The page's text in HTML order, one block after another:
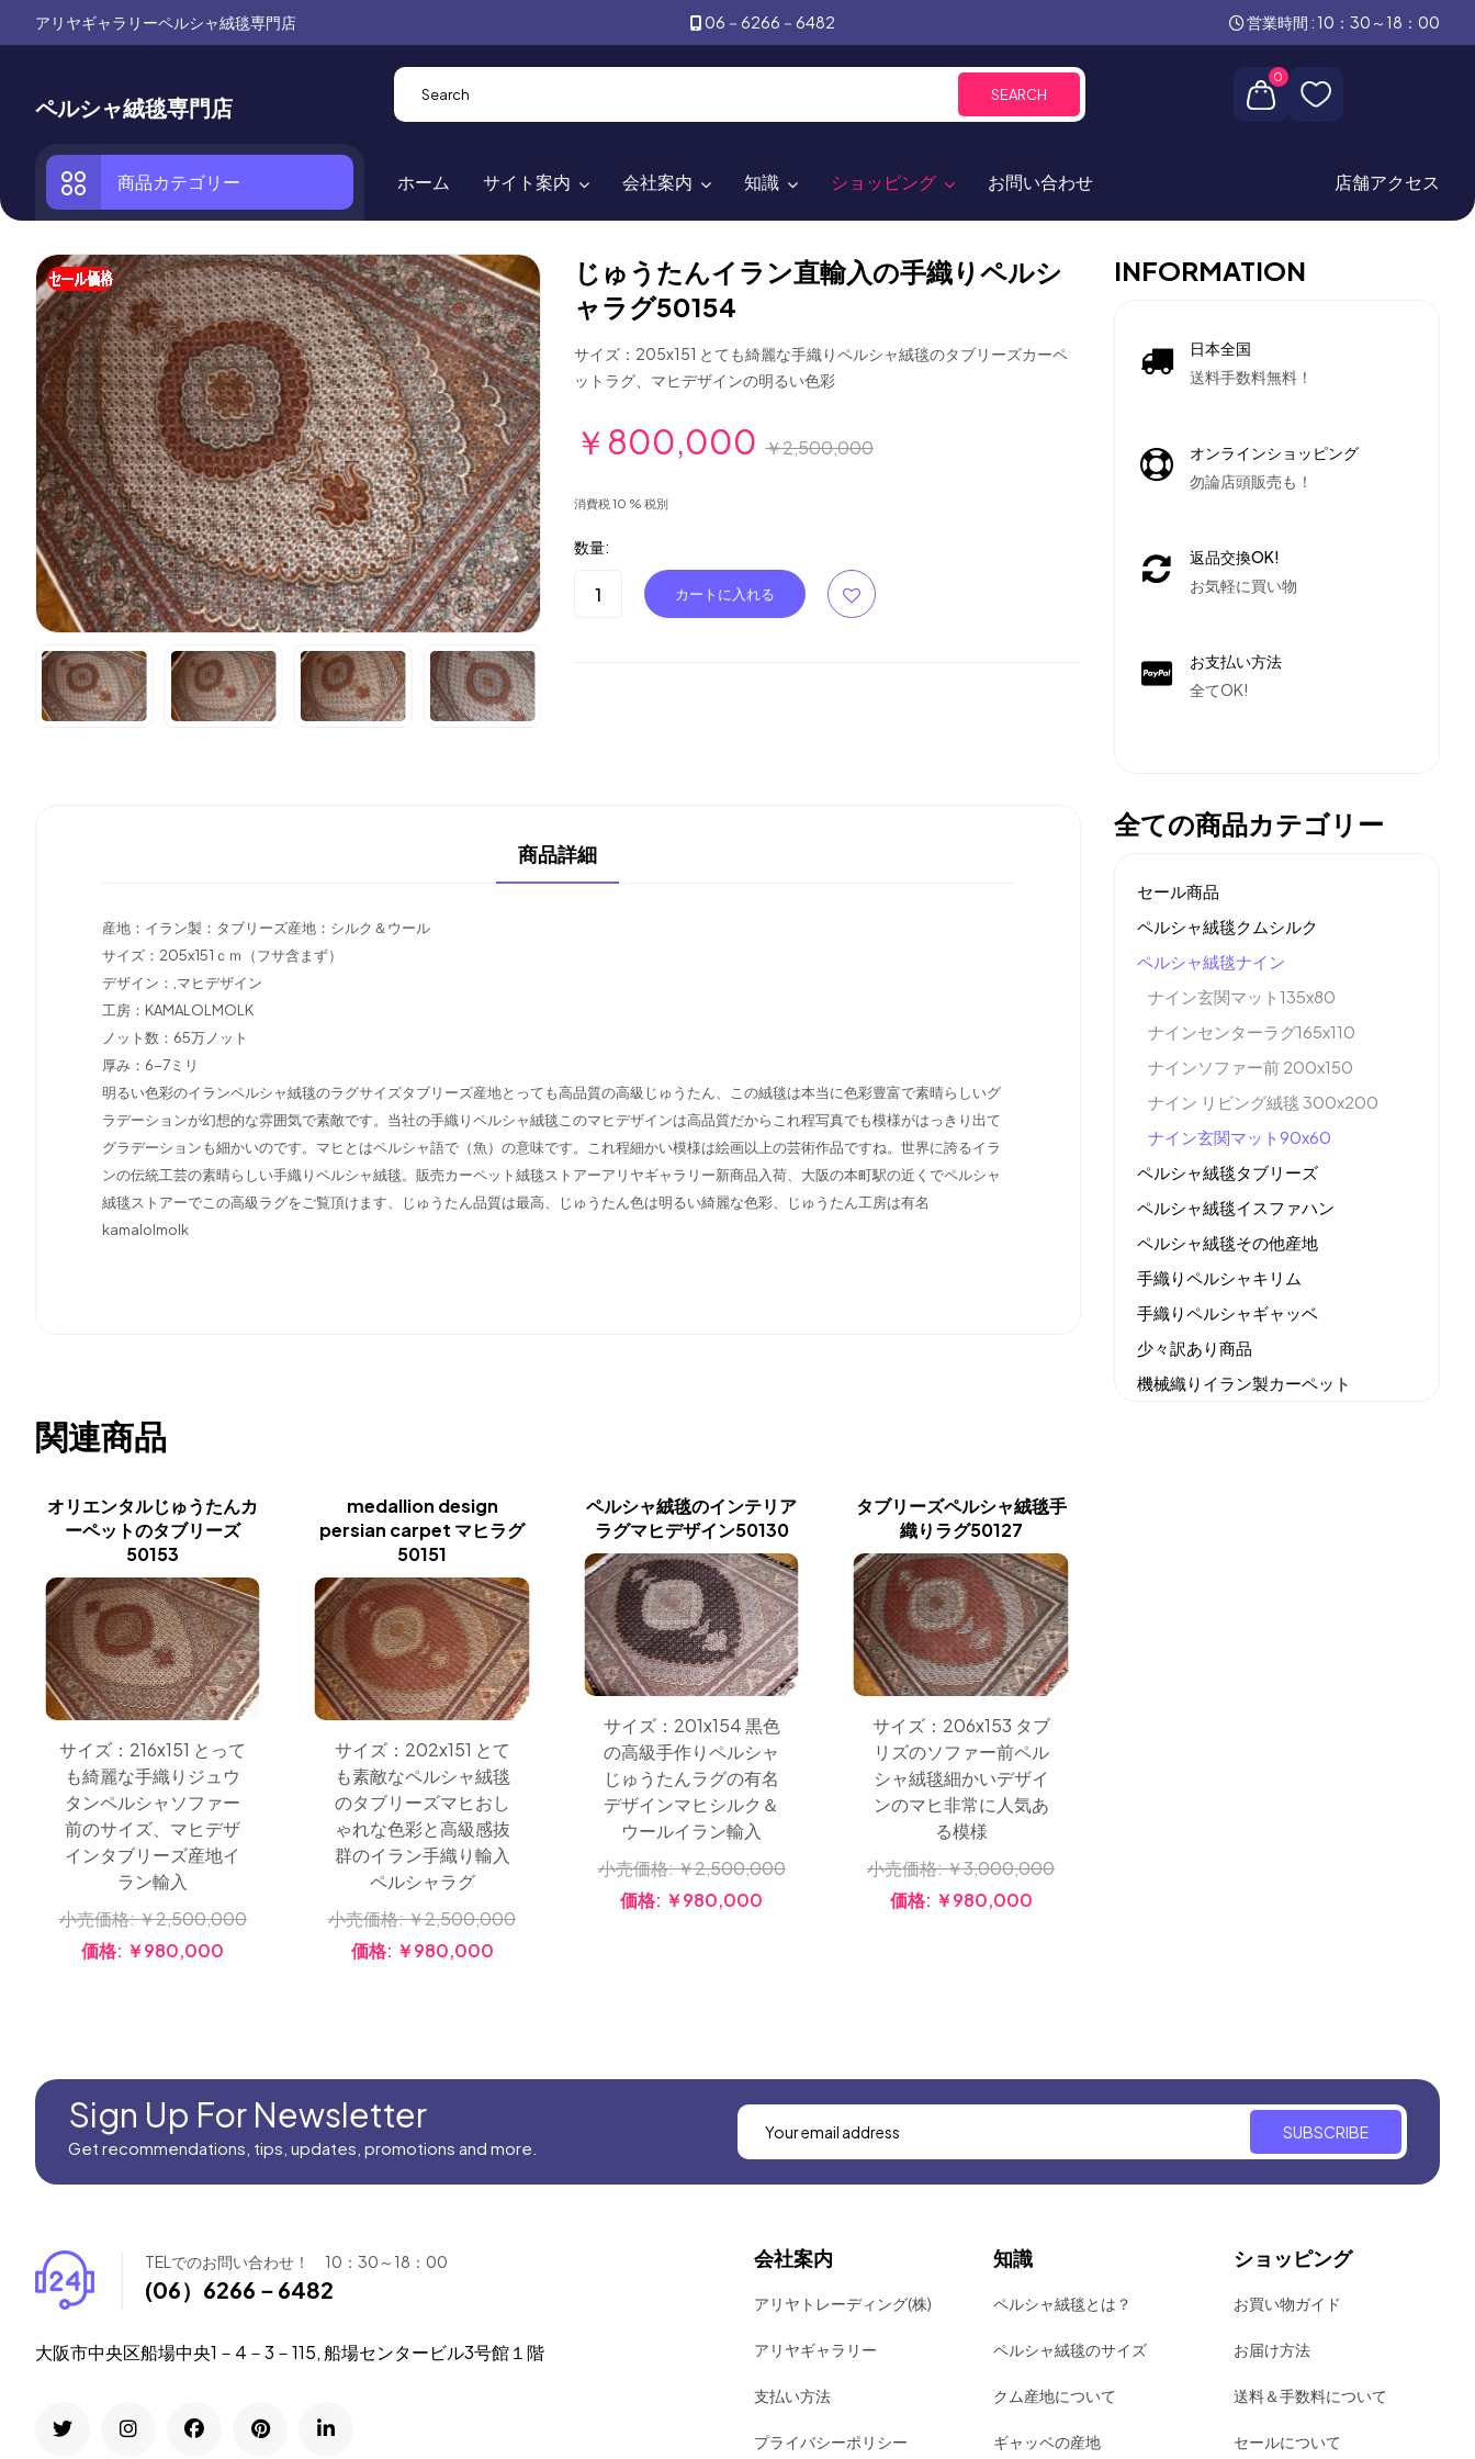
アリヤギャラリーペルシャ絨毯専門店 06－6266－6482 営業時間 : 10：30～18：00
ペルシャ絨毯専門店 SEARCH
0
商品カテゴリー ホーム サイト案内 会社案内 知識 ショッピング お問い合わせ 店舗アクセス
じゅうたんイラン直輸入の手織りペルシ
ャラグ50154
サイズ：205x151 とても綺麗な手織りペルシャ絨毯のタブリーズカーペ
ットラグ、マヒデザインの明るい色彩
￥800,000 ￥2,500,000
消費税 10 % 税別
数量:
商品詳細
産地：イラン製：タブリーズ産地：シルク＆ウール
サイズ：205x151ｃｍ（フサ含まず）
デザイン：,マヒデザイン
工房：KAMALOLMOLK
ノット数：65万ノット
厚み：6-7ミリ
明るい色彩のイランペルシャ絨毯のラグサイズタブリーズ産地とっても高品質の高級じゅうたん、この絨毯は本当に色彩豊富で素晴らしいグ
ラデーションが幻想的な雰囲気で素敵です。当社の手織りペルシャ絨毯このマヒデザインは高品質だからこれ程写真でも模様がはっきり出て
グラデーションも細かいのです。マヒとはペルシャ語で（魚）の意味です。これ程細かい模様は絵画以上の芸術作品ですね。世界に誇るイラ
ンの伝統工芸の素晴らしい手織りペルシャ絨毯。販売カーペット絨毯ストアーアリヤギャラリー新商品入荷、大阪の本町駅の近くでペルシャ
絨毯ストアーでこの高級ラグをご覧頂けます、じゅうたん品質は最高、じゅうたん色は明るい綺麗な色彩、じゅうたん工房は有名
kamalolmolk
関連商品
オリエンタルじゅうたんカ
ーペットのタブリーズ
50153
サイズ：216x151 とって
も綺麗な手織りジュウ
タンペルシャソファー
前のサイズ、マヒデザ
インタブリーズ産地イ
ラン輸入
小売価格:￥2,500,000
価格: ￥980,000
medallion design
persian carpet マヒラグ
50151
サイズ：202x151 とて
も素敵なペルシャ絨毯
のタブリーズマヒおし
ゃれな色彩と高級感抜
群のイラン手織り輸入
ペルシャラグ
小売価格:￥2,500,000
価格: ￥980,000
ペルシャ絨毯のインテリア
ラグマヒデザイン50130
サイズ：201x154 黒色
の高級手作りペルシャ
じゅうたんラグの有名
デザインマヒシルク＆
ウールイラン輸入
小売価格:￥2,500,000
価格: ￥980,000
タブリーズペルシャ絨毯手
織りラグ50127
サイズ：206x153 タブ
リズのソファー前ペル
シャ絨毯細かいデザイ
ンのマヒ非常に人気あ
る模様
小売価格:￥3,000,000
価格: ￥980,000
INFORMATION
日本全国
送料手数料無料！
オンラインショッピング
勿論店頭販売も！
返品交換OK!
お気軽に買い物
お支払い方法
全てOK!
全ての商品カテゴリー
セール商品
ペルシャ絨毯クムシルク
ペルシャ絨毯ナイン
ナイン玄関マット135x80
ナインセンターラグ165x110
ナインソファー前 200x150
ナイン リビング絨毯 300x200
ナイン玄関マット90x60
ペルシャ絨毯タブリーズ
ペルシャ絨毯イスファハン
ペルシャ絨毯その他産地
手織りペルシャキリム
手織りペルシャギャッベ
少々訳あり商品
機械織りイラン製カーペット
Sign Up For Newsletter
Get recommendations, tips, updates, promotions and more.
SUBSCRIBE
TELでのお問い合わせ！ 10：30～18：00
(06）6266－6482
大阪市中央区船場中央1－4－3－115, 船場センタービル3号館１階
会社案内
アリヤトレーディング(株)
アリヤギャラリー
支払い方法
プライバシーポリシー
知識
ペルシャ絨毯とは？
ペルシャ絨毯のサイズ
クム産地について
ギャッベの産地
ショッピング
お買い物ガイド
お届け方法
送料＆手数料について
セールについて